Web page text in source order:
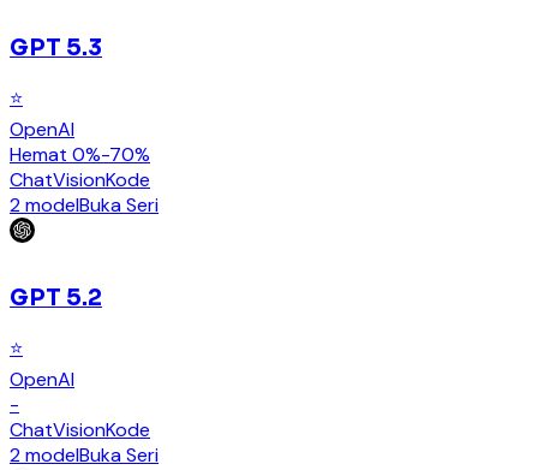
GPT 5.3
⭐
OpenAI
Hemat 0%-70%
ChatVisionKode
2 modelBuka Seri
GPT 5.2
⭐
OpenAI
-
ChatVisionKode
2 modelBuka Seri